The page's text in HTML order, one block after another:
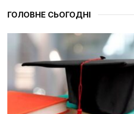
ГОЛОВНЕ СЬОГОДНІ